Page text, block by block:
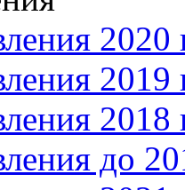
2020
2019
2018
до